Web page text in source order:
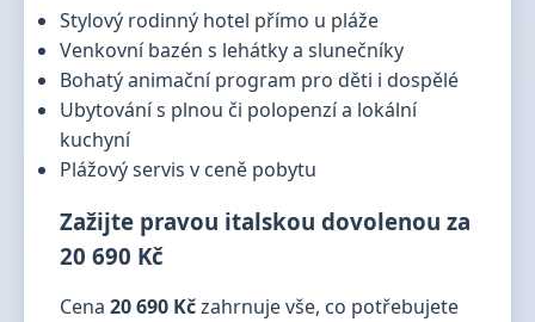
Stylový rodinný hotel přímo u pláže
Venkovní bazén s lehátky a slunečníky
Bohatý animační program pro děti i dospělé
Ubytování s plnou či polopenzí a lokální
kuchyní
Plážový servis v ceně pobytu
Zažijte pravou italskou dovolenou za
20 690 Kč
Cena 20 690 Kčzahrnuje vše, co potřebujete